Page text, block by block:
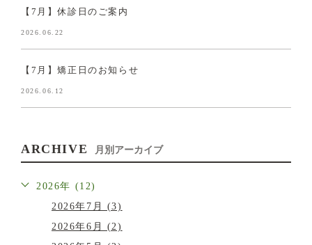
【7月】休診日のご案内
2026.06.22
【7月】矯正日のお知らせ
2026.06.12
ARCHIVE 月別アーカイブ
2026年 (12)
2026年7月 (3)
2026年6月 (2)